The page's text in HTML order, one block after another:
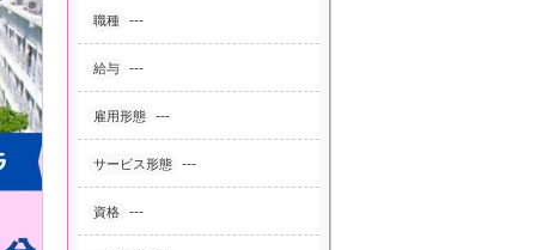
職種 ---
給与 ---
雇用形態 ---
サービス形態 ---
資格 ---